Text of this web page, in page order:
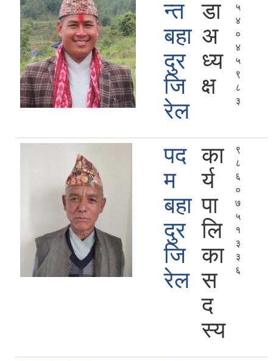
न्‍त
बहा
दुर
जि
रेल
डा
अ
ध्य
क्ष
५
४
०
४
५
९
८
३
पद
म
बहा
दुर
जि
रेल
का
र्य
पा
लि
का
स
द
स्य
९
८
६
०
७
५
१
३
३
६